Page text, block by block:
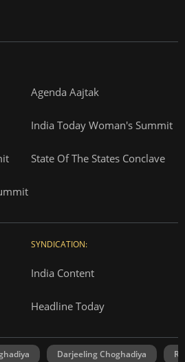
Agenda Aajtak
India Today Woman's Summit
State Of The States Conclave
SYNDICATION:
India Content
Headline Today
Darjeeling Choghadiya